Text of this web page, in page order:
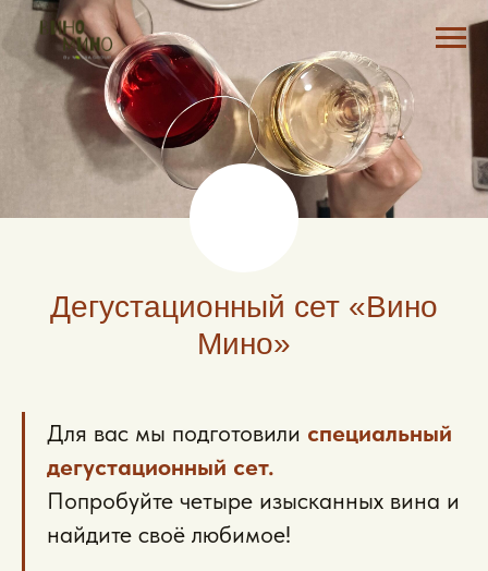
Дегустационный сет «Вино
Мино»
Для вас мы подготовили специальный
дегустационный сет.
Попробуйте четыре изысканных вина и
найдите своё любимое!